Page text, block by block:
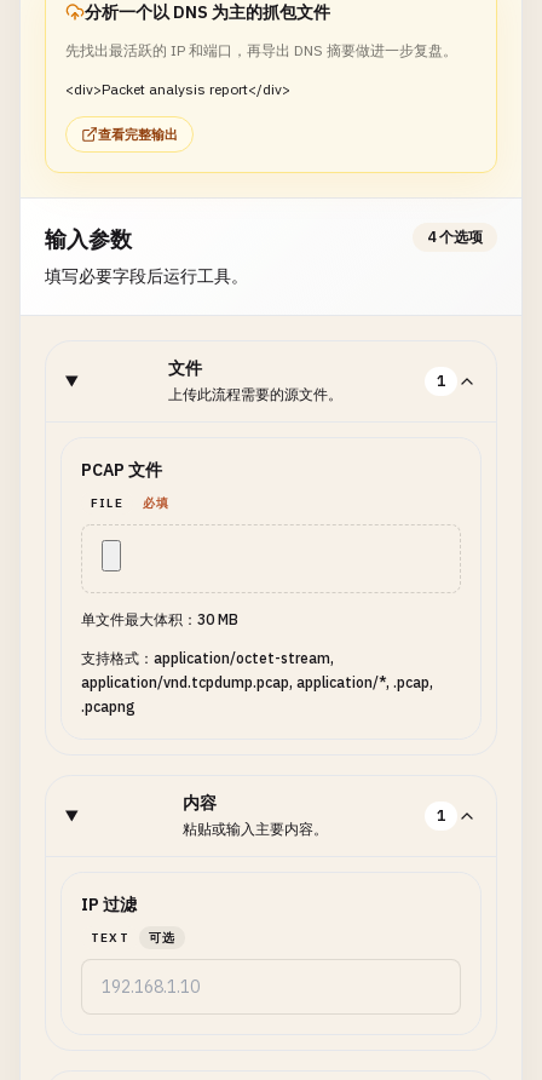
分析一个以 DNS 为主的抓包文件
先找出最活跃的 IP 和端口，再导出 DNS 摘要做进一步复盘。
<div>Packet analysis report</div>
查看完整输出
输入参数
填写必要字段后运行工具。
4 个选项
文件
上传此流程需要的源文件。
1
PCAP 文件
FILE 必填
单文件最大体积：30 MB
支持格式：application/octet-stream,
application/vnd.tcpdump.pcap, application/*, .pcap,
.pcapng
内容
粘贴或输入主要内容。
1
IP 过滤
TEXT 可选